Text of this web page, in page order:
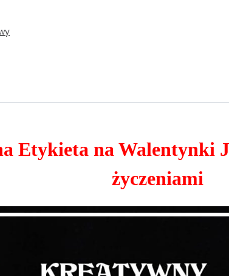
Etykieta na Walentynki
życzeniami